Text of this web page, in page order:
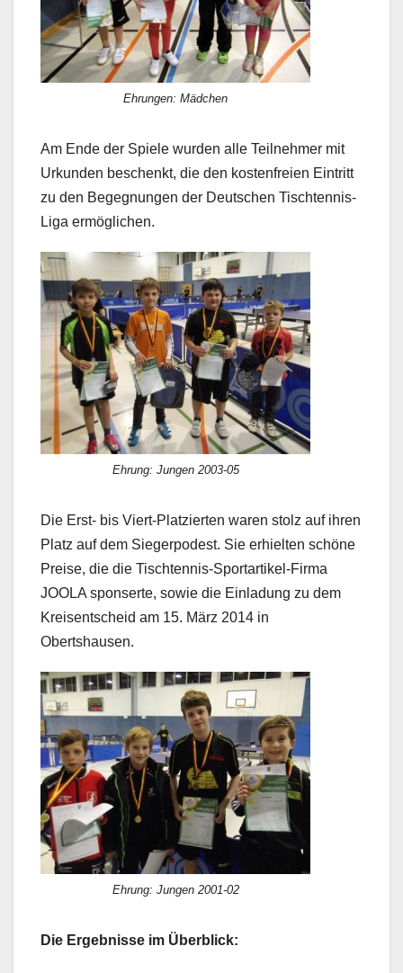
Ehrungen: Mädchen
Am Ende der Spiele wurden alle Teilnehmer mit
Urkunden beschenkt, die den kostenfreien Eintritt
zu den Begegnungen der Deutschen Tischtennis-
Liga ermöglichen.
Ehrung: Jungen 2003-05
Die Erst- bis Viert-Platzierten waren stolz auf ihren
Platz auf dem Siegerpodest. Sie erhielten schöne
Preise, die die Tischtennis-Sportartikel-Firma
JOOLA sponserte, sowie die Einladung zu dem
Kreisentscheid am 15. März 2014 in
Obertshausen.
Ehrung: Jungen 2001-02
Die Ergebnisse im Überblick: